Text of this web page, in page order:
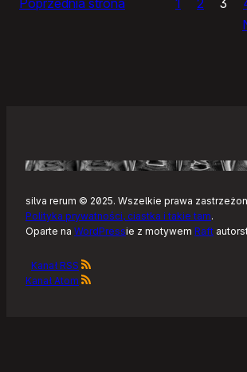
silva rerum © 2025. Wszelkie prawa
Polityka prywatności, ciastka i takie tam.
Oparte na WordPressie z motywem Raft
Kanał RSS
Kanał Atom